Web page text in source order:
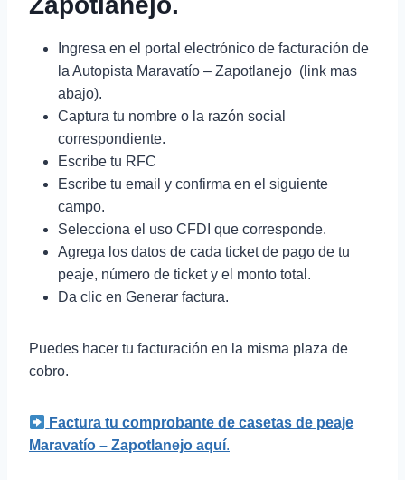
Ingresa en el portal electrónico de facturación de
la Autopista Maravatío – Zapotlanejo (link mas
abajo).
Captura tu nombre o la razón social
correspondiente.
Escribe tu RFC
Escribe tu email y confirma en el siguiente
campo.
Selecciona el uso CFDI que corresponde.
Agrega los datos de cada ticket de pago de tu
peaje, número de ticket y el monto total.
Da clic en Generar factura.
Puedes hacer tu facturación en la misma plaza de
cobro.
Factura tu comprobante de casetas de peaje
Maravatío – Zapotlanejo aquí.